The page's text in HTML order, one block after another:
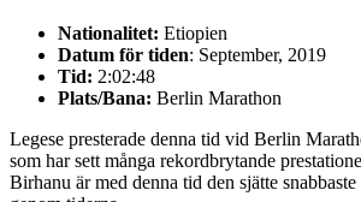
Nationalitet: Etiopien
Datum för tiden: September, 2019
Tid: 2:02:48
Plats/Bana: Berlin Marathon
Legese presterade denna tid vid Berlin
som har sett många rekordbrytande
Birhanu är med denna tid den sjätte